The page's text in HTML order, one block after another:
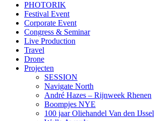
PHOTORIK
Festival Event
Corporate Event
Congress & Seminar
Live Production
Travel
Drone
Projecten
SESSION
Navigate North
André Hazes – Rijnweek Rhenen
Boompjes NYE
100 jaar Oliehandel Van den IJssel